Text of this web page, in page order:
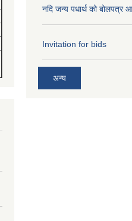
नदि जन्य पधार्थ को बोलपत्र
Invitation for bids
अन्य